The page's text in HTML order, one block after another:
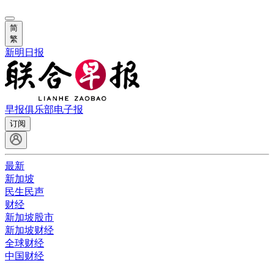
简
繁
新明日报
早报俱乐部电子报
订阅
最新
新加坡
民生民声
财经
新加坡股市
新加坡财经
全球财经
中国财经